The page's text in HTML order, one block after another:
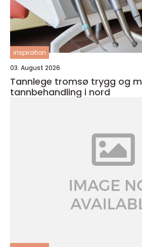
inspiration
03. August 2026
Tannlege tromsø trygg og moderne
tannbehandling i nord